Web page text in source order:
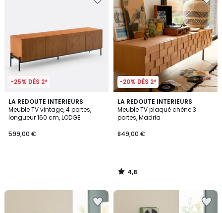
-25% DÈS 2*
LA REDOUTE INTERIEURS
Meuble TV vintage, 4 portes,
longueur 160 cm, LODGE
599,00 €
-20% DÈS 2*
LA REDOUTE INTERIEURS
Meuble TV plaqué chêne 3
portes, Madria
849,00 €
4,8
/ 5
4,8
/